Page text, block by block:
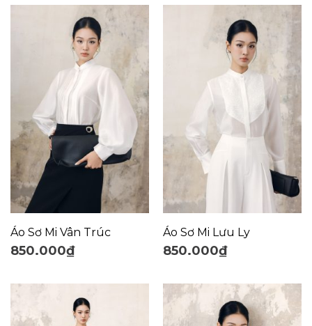
Áo Sơ Mi Vân Trúc
850.000₫
Áo Sơ Mi Lưu Ly
850.000₫